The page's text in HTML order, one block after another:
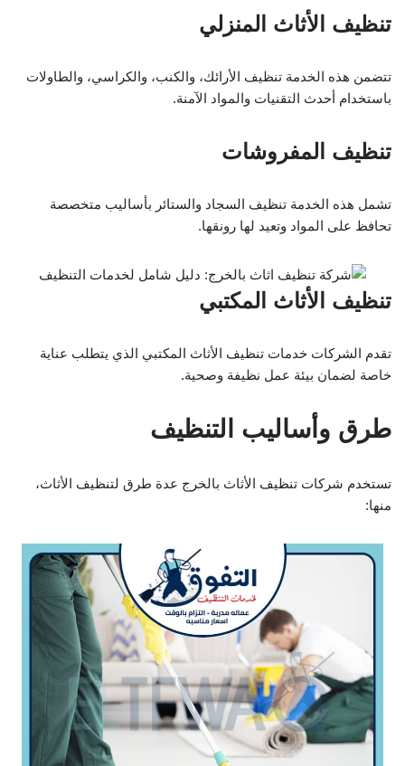
تنظيف الأثاث المنزلي
تتضمن هذه الخدمة تنظيف الأرائك، والكنب، والكراسي، والطاولات
باستخدام أحدث التقنيات والمواد الآمنة.
تنظيف المفروشات
تشمل هذه الخدمة تنظيف السجاد والستائر بأساليب متخصصة
تحافظ على المواد وتعيد لها رونقها.
تنظيف الأثاث المكتبي
تقدم الشركات خدمات تنظيف الأثاث المكتبي الذي يتطلب عناية
خاصة لضمان بيئة عمل نظيفة وصحية.
طرق وأساليب التنظيف
تستخدم شركات تنظيف الأثاث بالخرج عدة طرق لتنظيف الأثاث،
منها: